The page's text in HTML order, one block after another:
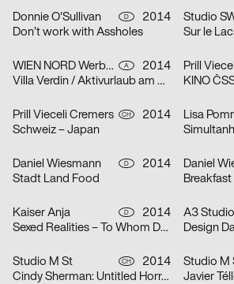
Donnie O'Sullivan D
2014
Don’t work with Assholes
Studio
Sur le
WIEN NORD Werbeagentur A
2014
Villa Verdin / Aktivurlaub am Millstätter See
Prill
KINO
Prill Vieceli Cremers CH
2014
Schweiz – Japan
Daniel Wiesmann D
2014
Stadt Land Food
Daniel
Kaiser Anja D
2014
Sexed Realities – To Whom Do I Owe My Body?
A3 Studio
Design
Studio M St CH
2014
Cindy Sherman: Untitled Horrors, Kunsthaus Zürich
Studio M